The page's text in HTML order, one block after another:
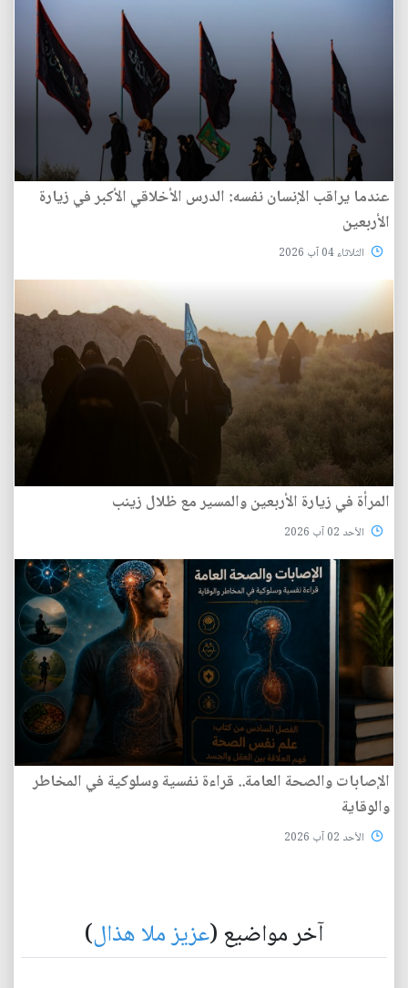
عندما يراقب الإنسان نفسه: الدرس الأخلاقي الأكبر في زيارة
الأربعين
الثلاثاء 04 آب 2026
المرأة في زيارة الأربعين والمسير مع ظلال زينب
الأحد 02 آب 2026
الإصابات والصحة العامة.. قراءة نفسية وسلوكية في المخاطر
والوقاية
الأحد 02 آب 2026
آخر مواضيع (عزيز ملا هذال)